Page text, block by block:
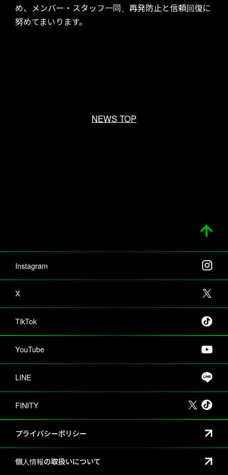
め、メンバー・スタッフ一同、再発防止と信頼回復に
努めてまいります。
NEWS TOP
Instagram
X
TikTok
YouTube
LINE
FINITY
プライバシーポリシー
個人情報の取扱いについて